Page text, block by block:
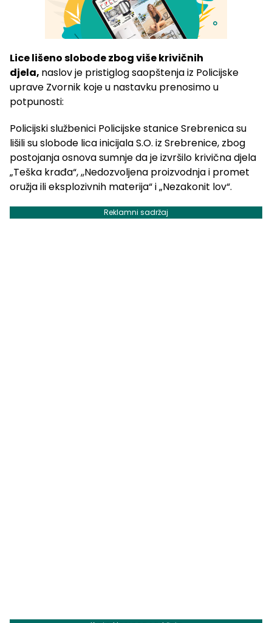
Lice lišeno slobode zbog više krivičnih
djela, naslov je pristiglog saopštenja iz Policijske
uprave Zvornik koje u nastavku prenosimo u
potpunosti:
Policijski službenici Policijske stanice Srebrenica su
lišili su slobode lica inicijala S.O. iz Srebrenice, zbog
postojanja osnova sumnje da je izvršilo krivična djela
„Teška krađa“, ,,Nedozvoljena proizvodnja i promet
oružja ili eksplozivnih materija“ i „Nezakonit lov“.
Reklamni sadržaj